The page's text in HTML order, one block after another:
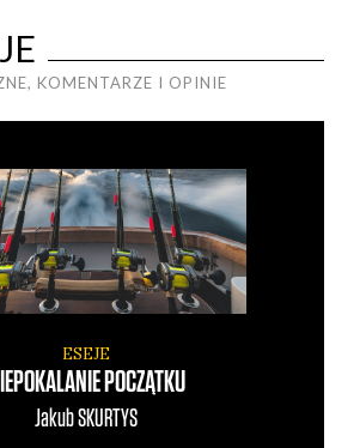
KOMENTARZE I OPINIE
ESEJE
POCZĄTKU
JakubSKURTYS